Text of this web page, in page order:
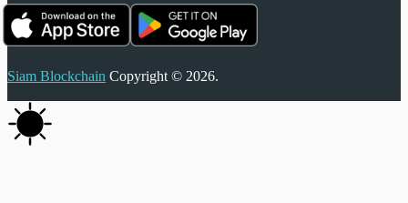
Siam Blockchain Copyright © 2026.